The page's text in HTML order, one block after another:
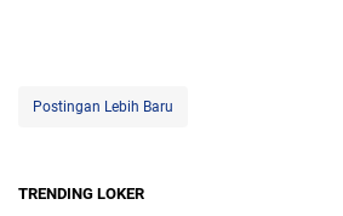
Postingan Lebih Baru
TRENDING LOKER